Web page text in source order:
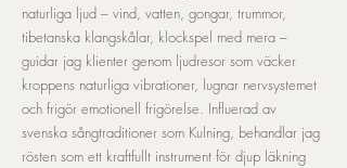
naturliga ljud – vind, vatten, gongar, trummor,
tibetanska klangskålar, klockspel med mera –
guidar jag klienter genom ljudresor som väcker
kroppens naturliga vibrationer, lugnar nervsystemet
och frigör emotionell frigörelse. Influerad av
svenska sångtraditioner som Kulning, behandlar jag
rösten som ett kraftfullt instrument för djup läkning